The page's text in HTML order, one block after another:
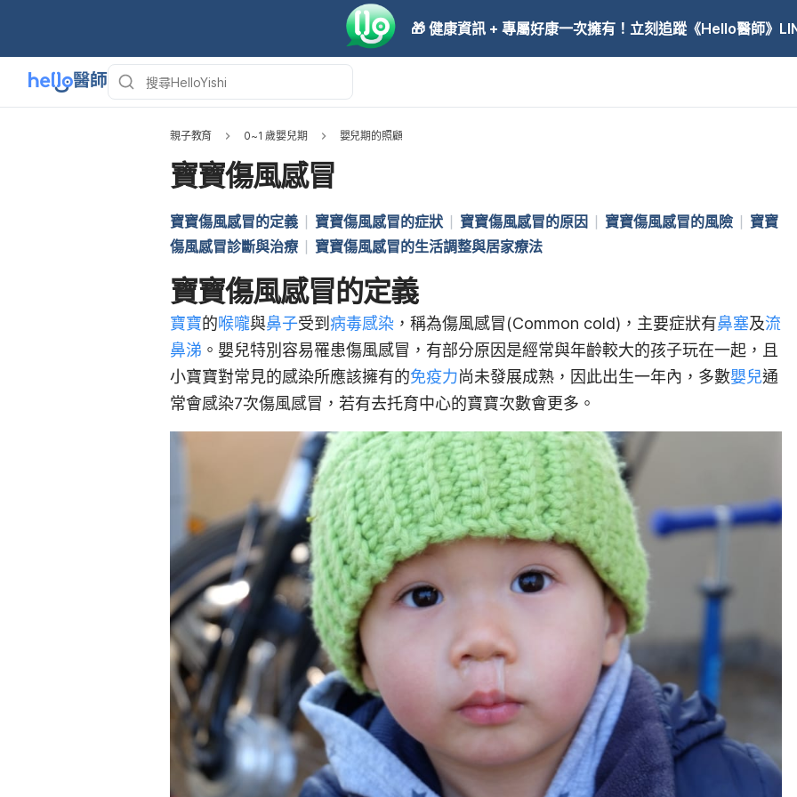
🎁 健康資訊 + 專屬好康一次擁有！立刻追蹤《Hello醫師》
親子教育 0~1 歲嬰兒期 嬰兒期的照顧
寶寶傷風感冒
寶寶傷風感冒的定義 寶寶傷風感冒的症狀 寶寶傷風感冒的原因 寶寶傷風感冒的風險
寶寶
傷風感冒診斷與治療
寶寶傷風感冒的生活調整與居家療法
寶寶傷風感冒的定義
寶寶的喉嚨與鼻子受到 病毒感染 ，稱為傷風感冒(Common cold)，主要症狀有鼻塞及流
鼻涕 。嬰兒特別容易罹患傷風感冒，有部分原因是經常與年齡較大的孩子玩在一起，且
小寶寶對常見的感染所應該擁有的免疫力尚未發展成熟，因此出生一年內，多數嬰兒通
常會感染7次傷風感冒，若有去托育中心的寶寶次數會更多。